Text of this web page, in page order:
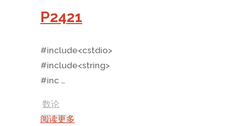
P2421
#include<cstdio>
#include<string>
#inc …
数论
阅读更多